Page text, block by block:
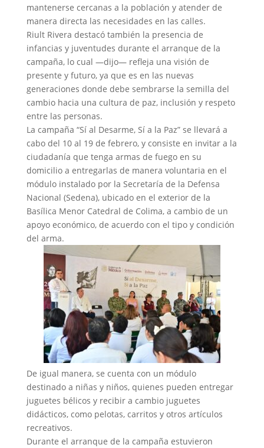
mantenerse cercanas a la población y atender de
manera directa las necesidades en las calles.
Riult Rivera destacó también la presencia de
infancias y juventudes durante el arranque de la
campaña, lo cual —dijo— refleja una visión de
presente y futuro, ya que es en las nuevas
generaciones donde debe sembrarse la semilla del
cambio hacia una cultura de paz, inclusión y respeto
entre las personas.
La campaña “Sí al Desarme, Sí a la Paz” se llevará a
cabo del 10 al 19 de febrero, y consiste en invitar a la
ciudadanía que tenga armas de fuego en su
domicilio a entregarlas de manera voluntaria en el
módulo instalado por la Secretaría de la Defensa
Nacional (Sedena), ubicado en el exterior de la
Basílica Menor Catedral de Colima, a cambio de un
apoyo económico, de acuerdo con el tipo y condición
del arma.
De igual manera, se cuenta con un módulo
destinado a niñas y niños, quienes pueden entregar
juguetes bélicos y recibir a cambio juguetes
didácticos, como pelotas, carritos y otros artículos
recreativos.
Durante el arranque de la campaña estuvieron